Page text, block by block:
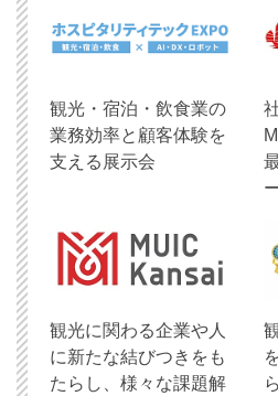
観光・宿泊・飲食業の
業務効率と顧客体験を
支える展示会
観光に関わる企業や人
に新たな結びつきをも
たらし、様々な課題解